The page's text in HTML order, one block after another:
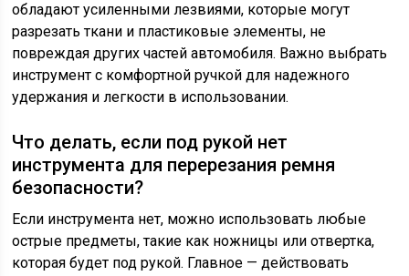
обладают усиленными лезвиями, которые могут
разрезать ткани и пластиковые элементы, не
повреждая других частей автомобиля. Важно выбрать
инструмент с комфортной ручкой для надежного
удержания и легкости в использовании.
Что делать, если под рукой нет
инструмента для перерезания ремня
безопасности?
Если инструмента нет, можно использовать любые
острые предметы, такие как ножницы или отвертка,
которая будет под рукой. Главное — действовать